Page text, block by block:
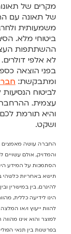
מקרים של
של תאונה עם
משמעותית
ביטוחי מלא.
ההשתתפות
לא אלפי
בפני הוצאה
ומתבקשת:
לביטוח
עצמית.
והיא תורמת
ושקט.
החברה עושה מאמצים
והמדויק, אולם עשויים
הסתמכות על המידע
תישא באחריות כלשהי
להיגרם, בין במישרין
הינו לידיעה כללית,
להוות ייעוץ ו/או
למוצר והוא אינו
בפרשנות בין תנאי